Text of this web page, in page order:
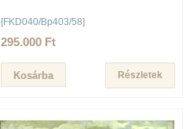
[FKD040/Bp403/58]
295.000 Ft
Részletek